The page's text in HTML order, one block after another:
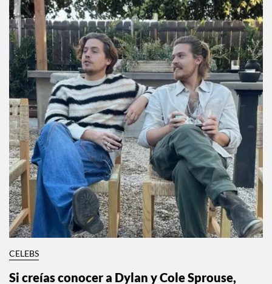
CELEBS
Si creías conocer a Dylan y Cole Sprouse,